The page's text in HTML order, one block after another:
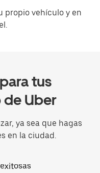
propio vehículo y en
tus
de Uber
ya sea que hagas
en la ciudad.